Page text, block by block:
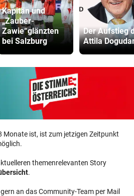
Kapitän und
„Zauber-
Zawie“glänzten
bei Salzburg
Der Aufstieg
Attila
Monate ist, ist zum jetzigen Zeitpunkt
themenrelevanten Story
.
an das Community-Team per Mail